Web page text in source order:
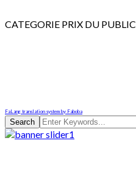
CATEGORIE PRIX DU PUBLIC
FaLang translation system by Faboba
Search